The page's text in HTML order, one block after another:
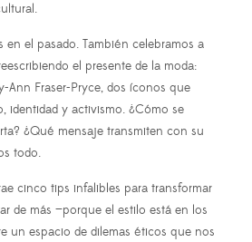
en el pasado. También celebramos a
el presente de la moda:
Ann Fraser-Pryce, dos íconos que
identidad y activismo. ¿Cómo se
¿Qué mensaje transmiten con su
todo.
cinco tips infalibles para transformar
de más —porque el estilo está en los
un espacio de dilemas éticos que nos